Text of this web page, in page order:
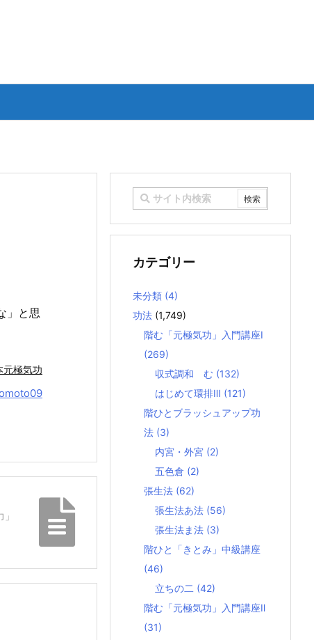
」と思
元極気功
カテゴリー
未分類 (4)
功法 (1,749)
階む「元極気功」入門講座Ⅰ
(269)
収式調和 む (132)
はじめて環排Ⅲ (121)
階ひとブラッシュアップ功
法 (3)
内宮・外宮 (2)
五色倉 (2)
張生法 (62)
張生法あ法 (56)
張生法ま法 (3)
階ひと「きとみ」中級講座
(46)
立ちの二 (42)
階む「元極気功」入門講座Ⅱ
(31)